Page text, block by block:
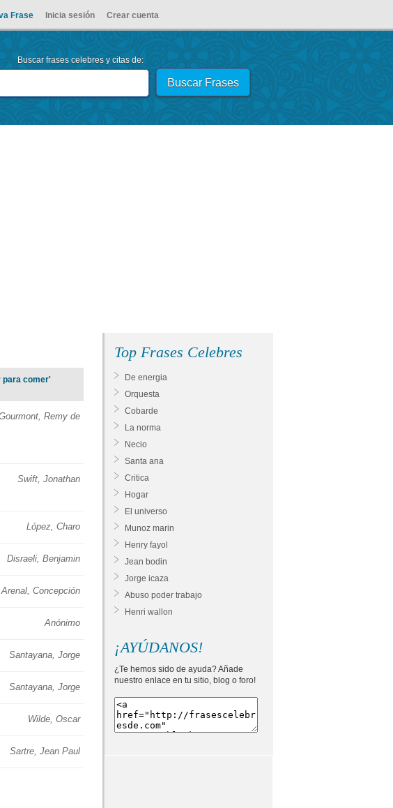
Frase Inicia sesión Crear cuenta
Buscar frases celebres y citas de:
para comer'
Remy de
Swift, Jonathan
López, Charo
Disraeli, Benjamin
Arenal, Concepción
Anónimo
Santayana, Jorge
Santayana, Jorge
Wilde, Oscar
Sartre, Jean Paul
Top Frases Celebres
De energia
Orquesta
Cobarde
La norma
Necio
Santa ana
Critica
Hogar
El universo
Munoz marin
Henry fayol
Jean bodin
Jorge icaza
Abuso poder trabajo
Henri wallon
¡AYÚDANOS!
¿Te hemos sido de ayuda? Añade
nuestro enlace en tu sitio, blog o foro!